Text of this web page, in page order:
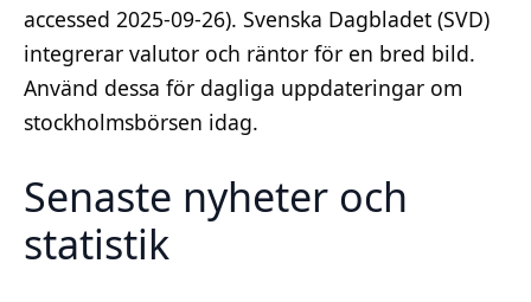
accessed 2025-09-26). Svenska Dagbladet (SVD)
integrerar valutor och räntor för en bred bild.
Använd dessa för dagliga uppdateringar om
stockholmsbörsen idag.
Senaste nyheter och
statistik